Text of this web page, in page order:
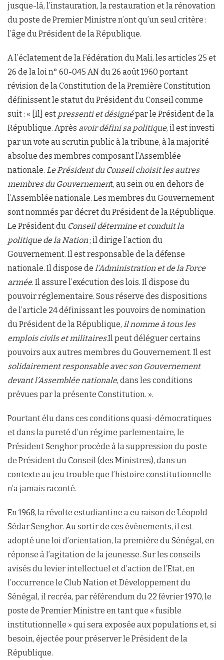
jusque-là, l’instauration, la restauration et la rénovation
du poste de Premier Ministre n’ont qu’un seul critère :
l’âge du Président de la République.
A l’éclatement de la Fédération du Mali, les articles 25 et
26 de la loi n° 60-045 AN du 26 août 1960 portant
révision de la Constitution de la Première Constitution
définissent le statut du Président du Conseil comme
suit : « [Il] est pressenti et désignépar le Président de la
République. Après avoir défini sa politique, il est investi
par un vote au scrutin public à la tribune, à la majorité
absolue des membres composant l’Assemblée
nationale. Le Président du Conseilchoisit les autres
membres du Gouvernement, au sein ou en dehors de
l’Assemblée nationale. Les membres du Gouvernement
sont nommés par décret du Président de la République.
Le Président du Conseildétermine et conduit la
politiquede la Nation; il dirige l’action du
Gouvernement. Il est responsable de la défense
nationale. Il dispose de l’Administration et de la Force
armée. Il assure l’exécution des lois. Il dispose du
pouvoir réglementaire. Sous réserve des dispositions
de l’article 24 définissant les pouvoirs de nomination
du Président de la République, il nomme à tous les
emplois civils et militaires.Il peut déléguer certains
pouvoirs aux autres membres du Gouvernement. Il est
solidairement responsable avec son Gouvernement
devant l’Assembléenationale, dans les conditions
prévues par la présente Constitution. ».
Pourtant élu dans ces conditions quasi-démocratiques
et dans la pureté d’un régime parlementaire, le
Président Senghor procède à la suppression du poste
de Président du Conseil (des Ministres), dans un
contexte au jeu trouble que l’histoire constitutionnelle
n’a jamais raconté.
En 1968, la révolte estudiantine a eu raison de Léopold
Sédar Senghor. Au sortir de ces évènements, il est
adopté une loi d’orientation, la première du Sénégal, en
réponse à l’agitation de la jeunesse. Sur les conseils
avisés du levier intellectuel et d’action de l’Etat, en
l’occurrence le Club Nation et Développement du
Sénégal, il recréa, par référendum du 22 février 1970, le
poste de Premier Ministre en tant que « fusible
institutionnelle » qui sera exposée aux populations et, si
besoin, éjectée pour préserver le Président de la
République.